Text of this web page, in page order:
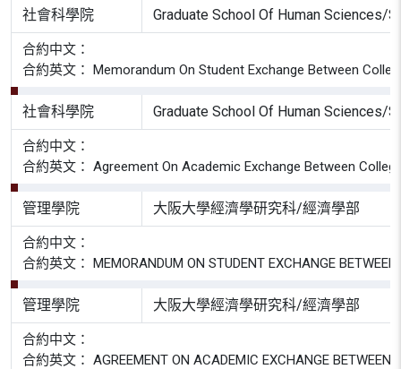
社會科學院 Graduate School Of Human Sciences/
合約中文：
合約英文： Memorandum On Student Exchange Between
社會科學院 Graduate School Of Human Sciences/
合約中文：
合約英文： Agreement On Academic Exchange Between
管理學院 大阪大學經濟學研究科/經濟學部
合約中文：
合約英文： MEMORANDUM ON STUDENT EXCHANGE
管理學院 大阪大學經濟學研究科/經濟學部
合約中文：
合約英文： AGREEMENT ON ACADEMIC EXCHANGE BETWEEN